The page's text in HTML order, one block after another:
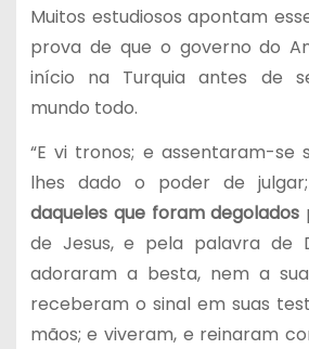
Muitos estudiosos apontam
prova de que o governo do
início na Turquia antes de
mundo todo.
“E vi tronos; e assentaram-se
lhes dado o poder de
daqueles que foram degolados
de Jesus, e pela palavra de
adoraram a besta, nem a
receberam o sinal em suas
mãos; e viveram, e reinaram